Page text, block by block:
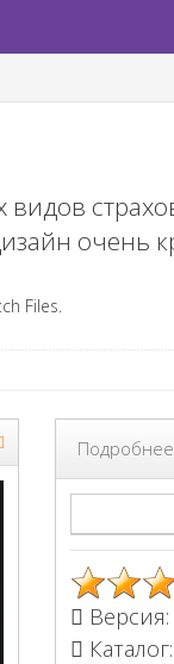
очень
Files.
Подробнее
Версия:
Каталог: